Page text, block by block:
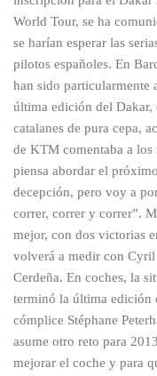
World Tour, se ha
se harían esperar las
pilotos españoles. En
han sido particularmente
última edición del Dakar,
catalanes de pura cepa,
de KTM comentaba a los
piensa abordar el
decepción, pero voy a
correr, correr y correr”.
mejor, con dos victorias
volverá a medir con
Cerdeña. En coches, la
terminó la última edición
cómplice Stéphane
asume otro reto para
mejorar el coche y para